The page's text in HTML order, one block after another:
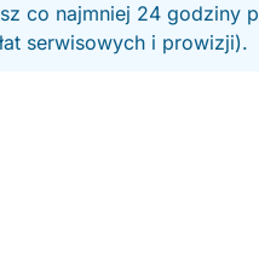
co najmniej 24 godziny
serwisowych i prowizji).